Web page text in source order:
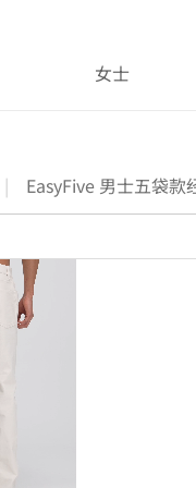
女士
| EasyFive 男士五袋